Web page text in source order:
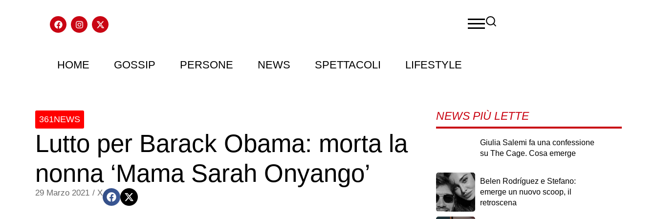
HOME GOSSIP PERSONE NEWS SPETTACOLI LIFESTYLE
361NEWS
Lutto per Barack Obama: morta la
nonna ‘Mama Sarah Onyango’
29 Marzo 2021 / X
NEWS PIÙ LETTE
Giulia Salemi fa una confessione
su The Cage. Cosa emerge
Belen Rodríguez e Stefano:
emerge un nuovo scoop, il
retroscena